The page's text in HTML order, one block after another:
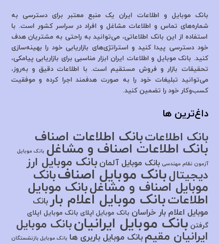
بانک موبایل و اطلاعات ایران یک منبع معتبر برای دسترسی به
شماره‌های تماس و اطلاعات مشاغل و افراد در سراسر کشور است. با
استفاده از این بانک اطلاعاتی، می‌توانید به راحتی به مشتریان هدف
خود دسترسی پیدا کنید و استراتژی‌های بازاریابی خود را بهینه‌سازی
کنید. بانک موبایل و اطلاعات ایران ابزار مناسبی برای بازاریابی پیامکی،
تحقیقات بازار و فروش مستقیم است. با اطلاعات دقیق و به‌روز،
می‌توانید تبلیغات خود را به صورت هدفمند اجرا کرده و موفقیت
کسب‌وکار خود را تضمین کنید.
داغ‌ترین ها
بانک اطلاعاتبانک اطلاعات اصناف
بانک اطلاعات اصناف و مشاغل بانک موبایل
آزمون نظام مهندسی بانک موبایل آلمان بانک موبایل ارز
دیجیتالبانک موبایل اصنافبانک
موبایل اصناف و مشاغلبانک موبایل
اطلاعاتبانک موبایل اعلام باربانک
موبایل اعلام بار خراسان بانک موبایل اپلای بانک موبایل اپلای
گرفتن بانک موبایل ایرانیانبانک موبایل
ایرانیان مقیم بانک موبایل باربری ها بانک موبایل بازنشستگان